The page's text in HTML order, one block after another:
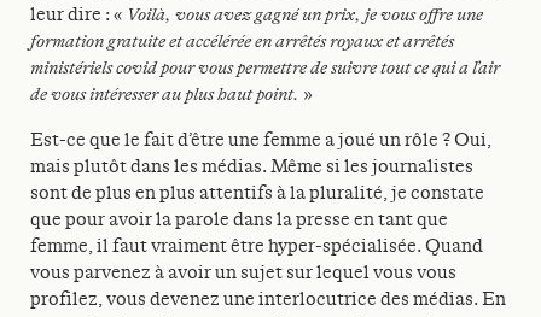
leur dire : « Voilà, vous avez gagné un prix, je vous offre une
formation gratuite et accélérée en arrêtés royaux et arrêtés
ministériels covid pour vous permettre de suivre tout ce qui a l’air
de vous intéresser au plus haut point. »
Est-ce que le fait d’être une femme a joué un rôle ? Oui,
mais plutôt dans les médias. Même si les journalistes
sont de plus en plus attentifs à la pluralité, je constate
que pour avoir la parole dans la presse en tant que
femme, il faut vraiment être hyper-spécialisée. Quand
vous parvenez à avoir un sujet sur lequel vous vous
profilez, vous devenez une interlocutrice des médias. En